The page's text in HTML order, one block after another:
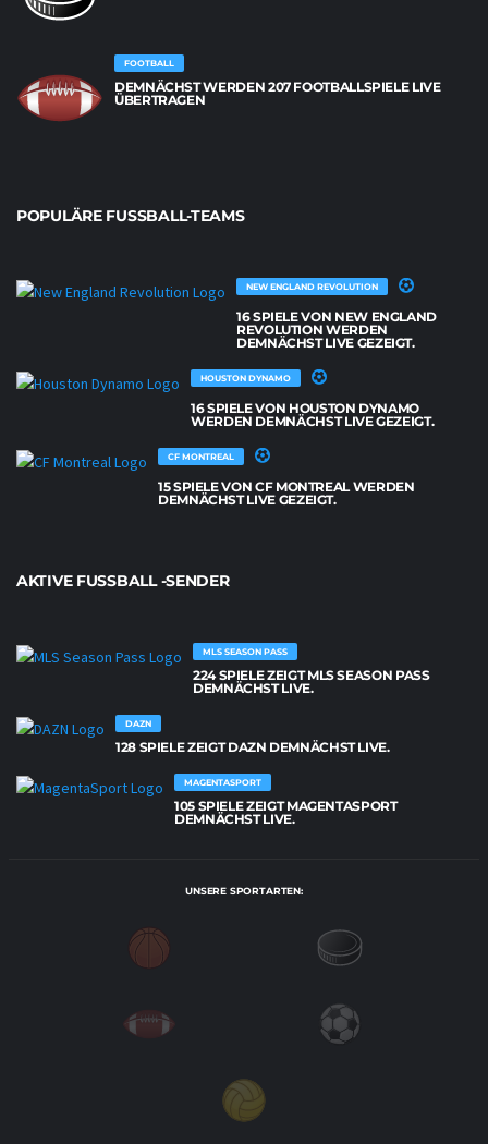
FOOTBALL
DEMNÄCHST WERDEN 207 FOOTBALLSPIELE LIVE
ÜBERTRAGEN
POPULÄRE FUSSBALL-TEAMS
NEW ENGLAND REVOLUTION
16 SPIELE VON NEW ENGLAND
REVOLUTION WERDEN
DEMNÄCHST LIVE GEZEIGT.
HOUSTON DYNAMO
16 SPIELE VON HOUSTON DYNAMO
WERDEN DEMNÄCHST LIVE GEZEIGT.
CF MONTREAL
15 SPIELE VON CF MONTREAL WERDEN
DEMNÄCHST LIVE GEZEIGT.
AKTIVE FUSSBALL -SENDER
MLS SEASON PASS
224 SPIELE ZEIGT MLS SEASON PASS
DEMNÄCHST LIVE.
DAZN
128 SPIELE ZEIGT DAZN DEMNÄCHST LIVE.
MAGENTASPORT
105 SPIELE ZEIGT MAGENTASPORT
DEMNÄCHST LIVE.
UNSERE SPORTARTEN: